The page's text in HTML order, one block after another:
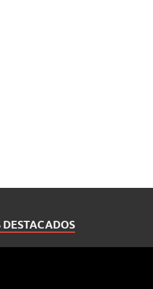
DESTACADOS